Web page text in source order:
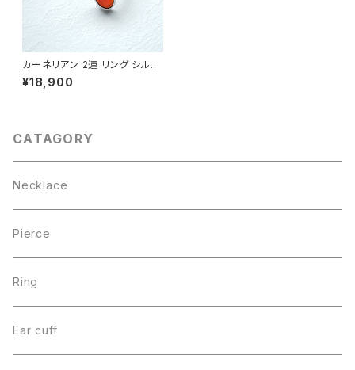
カーネリアン 2連 リング シルバ
ー925
¥18,900
CATAGORY
Necklace
Pierce
Ring
Ear cuff